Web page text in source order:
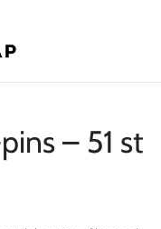
– 51 st